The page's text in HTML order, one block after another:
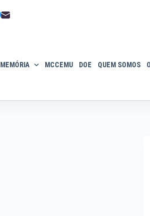
MEMÓRIA MCCEMU DOE QUEM SOMOS